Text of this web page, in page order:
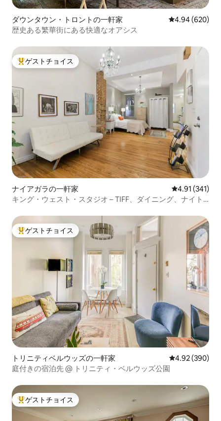
ダウンタウン・トロントの一軒家 レビュー620
4.94 (620)
歴史ある繁華街にある快適なオアシス
大好評のゲストチョイスです。
ゲストチョイス
ナイアガラの一軒家 レビュー341
4.91 (341)
キング・ウェスト・スタジオ – TIFF、ダイニング、ナイト
大好評のゲストチョイスです。
ゲストチョイス
トリニティベルウッズの一軒家 レビュー390
4.92 (390)
庭付きの宿泊先 @ トリニティ・ベルウッズ公園
大好評のゲストチョイスです。
ゲストチョイス